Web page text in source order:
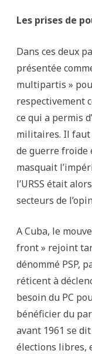
Les prises de
Dans ces deux
présentée
multipartis »
respectivement
ce qui a permis
militaires. Il faut
de guerre froide
masquait
l’URSS était
secteurs de
A Cuba, le
front » rejoint
dénommé PSP,
réticent à
besoin du PC
bénéficier du
avant 1961 se
élections libres,